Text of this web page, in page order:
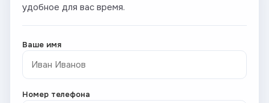
удобное для вас время.
Ваше имя
Номер телефона